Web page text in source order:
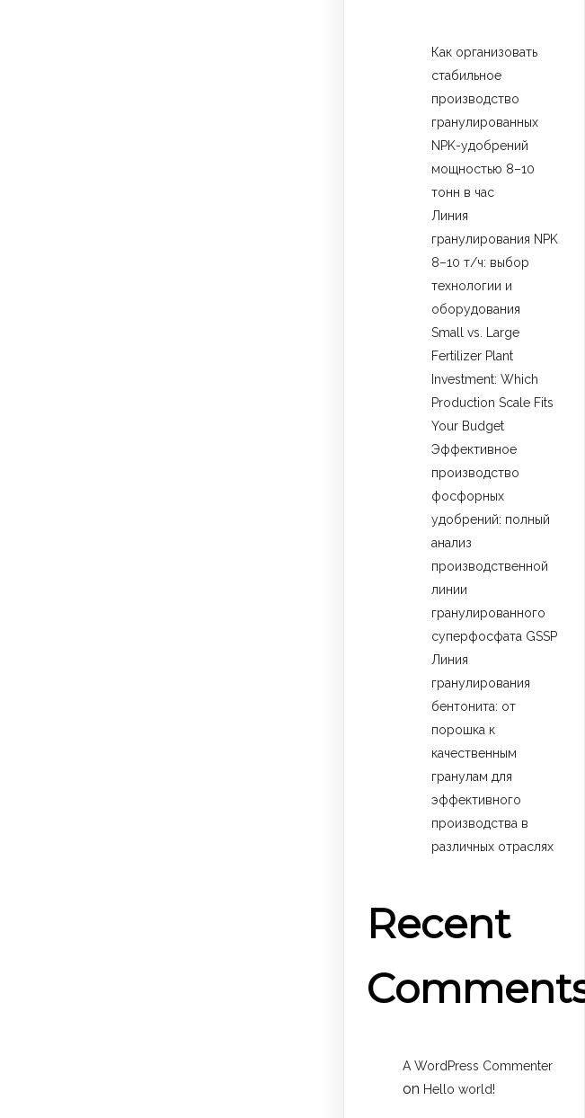
Как организовать
стабильное
производство
гранулированных
NPK-удобрений
мощностью 8–10
тонн в час
Линия
гранулирования NPK
8–10 т/ч: выбор
технологии и
оборудования
Small vs. Large
Fertilizer Plant
Investment: Which
Production Scale Fits
Your Budget
Эффективное
производство
фосфорных
удобрений: полный
анализ
производственной
линии
гранулированного
суперфосфата GSSP
Линия
гранулирования
бентонита: от
порошка к
качественным
гранулам для
эффективного
производства в
различных отраслях
Recent
A WordPress Commenter
on Hello world!